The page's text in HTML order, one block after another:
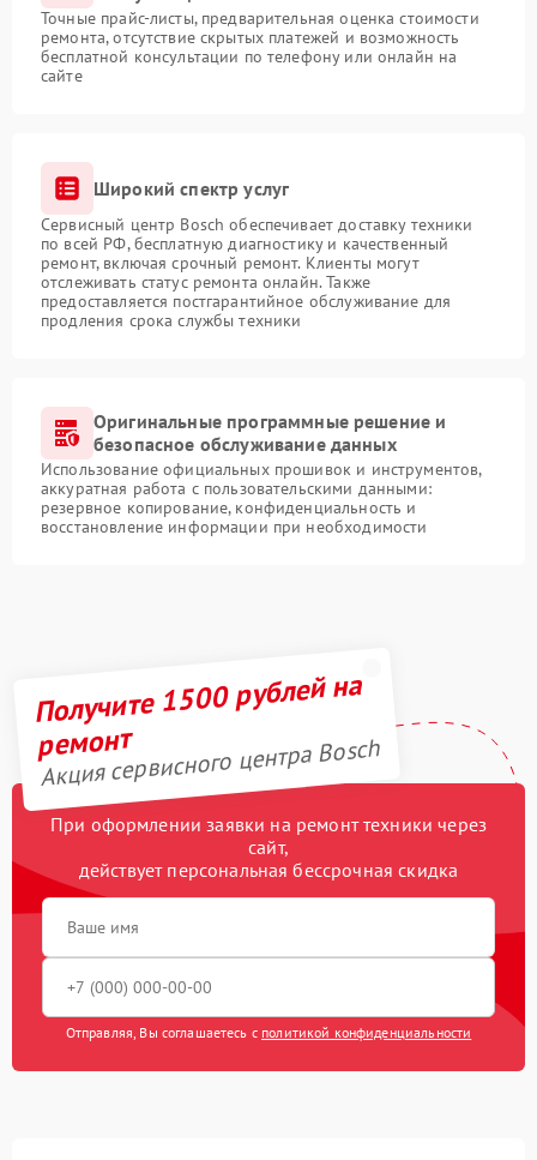
Точные прайс-листы, предварительная оценка стоимости
ремонта, отсутствие скрытых платежей и возможность
бесплатной консультации по телефону или онлайн на
сайте
Широкий спектр услуг
Сервисный центр Bosch обеспечивает доставку техники
по всей РФ, бесплатную диагностику и качественный
ремонт, включая срочный ремонт. Клиенты могут
отслеживать статус ремонта онлайн. Также
предоставляется постгарантийное обслуживание для
продления срока службы техники
Оригинальные программные решение и
безопасное обслуживание данных
Использование официальных прошивок и инструментов,
аккуратная работа с пользовательскими данными:
резервное копирование, конфиденциальность и
восстановление информации при необходимости
Получите 1500 рублей на
ремонт
Акция сервисного центра Bosch
При оформлении заявки на ремонт техники через
сайт,
действует персональная бессрочная скидка
Отправляя, Вы соглашаетесь с политикой конфиденциальности